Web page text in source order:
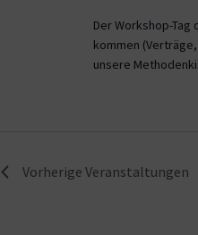
Der Workshop-
kommen
unsere
Vorherige Veranstaltungen